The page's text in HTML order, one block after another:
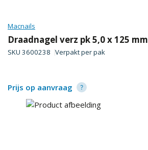
Macnails
Draadnagel verz pk 5,0 x 125 mm
SKU 3600238 Verpakt perpak
Prijs op aanvraag